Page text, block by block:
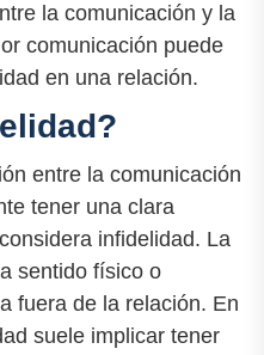
la comunicación y la
comunicación puede
en una relación.
entre la comunicación
tener una clara
infidelidad. La
sentido físico o
fuera de la relación. En
suele implicar tener